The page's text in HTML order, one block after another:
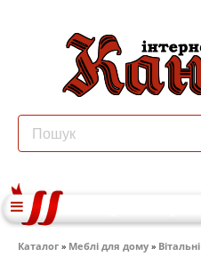
Каталог » Меблі для дому » Вітальні